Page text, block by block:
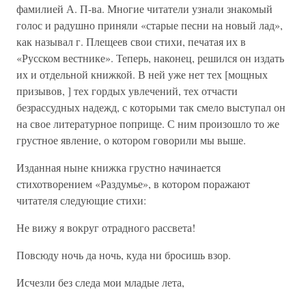
фамилией А. П-ва. Многие читатели узнали знакомый
голос и радушно приняли «старые песни на новый лад»,
как называл г. Плещеев свои стихи, печатая их в
«Русском вестнике». Теперь, наконец, решился он издать
их и отдельной книжкой. В ней уже нет тех [мощных
призывов, ] тех гордых увлечений, тех отчасти
безрассудных надежд, с которыми так смело выступал он
на свое литературное поприще. С ним произошло то же
грустное явление, о котором говорили мы выше.
Изданная ныне книжка грустно начинается
стихотворением «Раздумье», в котором поражают
читателя следующие стихи:
Не вижу я вокруг отрадного рассвета!
Повсюду ночь да ночь, куда ни бросишь взор.
Исчезли без следа мои младые лета,